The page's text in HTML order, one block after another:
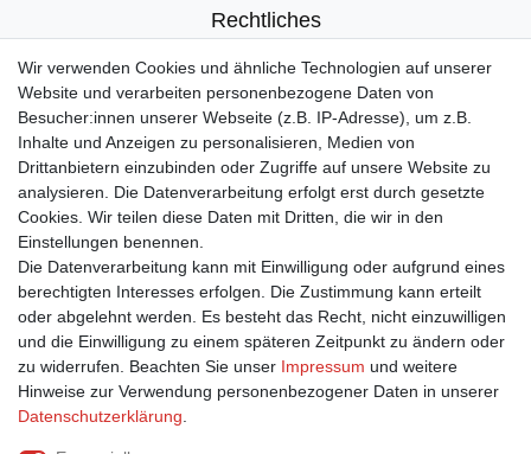
Rechtliches
► Widerrufsbelehrung & Widerrufsformular
► Impressum
► Daten­schutz­erklärung
► AGB & Kundeninformation
► Barrierefreiheitserklärung
► Batterieentsorgung
► Kontakt
Mein Konto
► Registrieren
► Login
► Warenkorb
► Zur Kasse
Wir verwenden Cookies und ähnliche Technologien auf unserer
Website und verarbeiten personenbezogene Daten von
Besucher:innen unserer Webseite (z.B. IP-Adresse), um z.B.
Inhalte und Anzeigen zu personalisieren, Medien von
Drittanbietern einzubinden oder Zugriffe auf unsere Website zu
analysieren. Die Datenverarbeitung erfolgt erst durch gesetzte
Cookies. Wir teilen diese Daten mit Dritten, die wir in den
Einstellungen benennen.
Die Datenverarbeitung kann mit Einwilligung oder aufgrund eines
berechtigten Interesses erfolgen. Die Zustimmung kann erteilt
oder abgelehnt werden. Es besteht das Recht, nicht einzuwilligen
und die Einwilligung zu einem späteren Zeitpunkt zu ändern oder
zu widerrufen. Beachten Sie unser Impressum und weitere
Hinweise zur Verwendung personenbezogener Daten in unserer
Daten­schutz­erklärung